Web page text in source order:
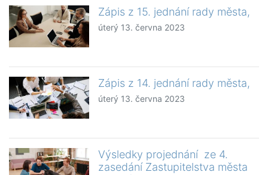
Zápis z 15. jednání rady města,
úterý 13. června 2023
Zápis z 14. jednání rady města,
úterý 13. června 2023
Výsledky projednání ze 4.
zasedání Zastupitelstva města